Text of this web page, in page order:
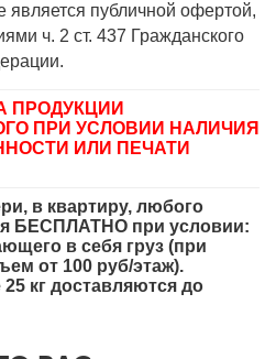
является публичной офертой,
ч. 2 ст. 437 Гражданского
ПРОДУКЦИИ
ПРИ УСЛОВИИ НАЛИЧИЯ
ИЛИ ПЕЧАТИ
в квартиру, любого
БЕСПЛАТНО при условии:
в себя груз (при
от 100 руб/этаж).
кг доставляются до